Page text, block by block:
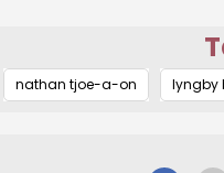
nathan tjoe-a-on lyngby